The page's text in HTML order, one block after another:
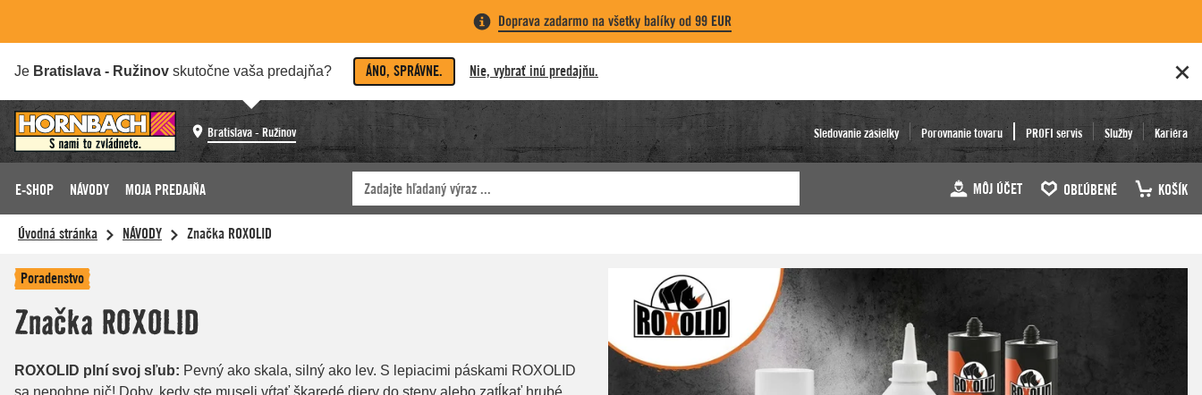
Doprava zadarmo na všetky balíky od 99 EUR
Je Bratislava - Ružinov skutočne vaša predajňa? ÁNO, SPRÁVNE. Nie, vybrať inú predajňu.
Bratislava - Ružinov Sledovanie zásielky Porovnanie tovaru PROFI servis Služby Kariéra
E-SHOP NÁVODY MOJA PREDAJŇA MÔJ ÚČET OBĽÚBENÉ KOŠÍK